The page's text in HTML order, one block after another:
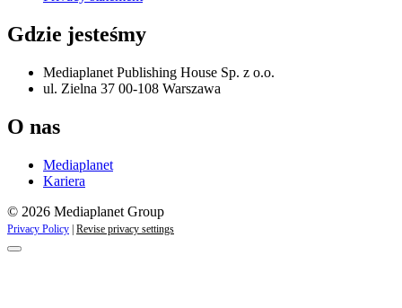
Gdzie jesteśmy
Mediaplanet Publishing House Sp. z o.o.
ul. Zielna 37 00-108 Warszawa
O nas
Mediaplanet
Kariera
© 2026 Mediaplanet Group
Privacy Policy | Revise privacy settings